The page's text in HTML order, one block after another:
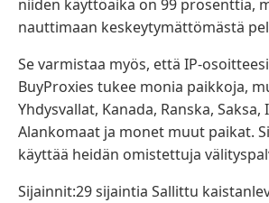
niiden käyttöaika on 99 prosenttia,
nauttimaan keskeytymättömästä
Se varmistaa myös, että IP-
BuyProxies tukee monia paikkoja,
Yhdysvallat, Kanada, Ranska,
Alankomaat ja monet muut paikat.
käyttää heidän omistettuja
Sijainnit:29 sijaintia Sallittu